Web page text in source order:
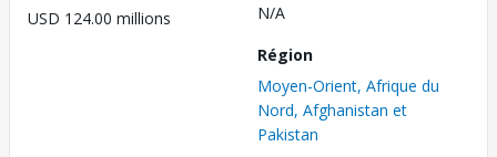
USD 124.00 millions
N/A
Région
Moyen-Orient, Afrique du
Nord, Afghanistan et
Pakistan